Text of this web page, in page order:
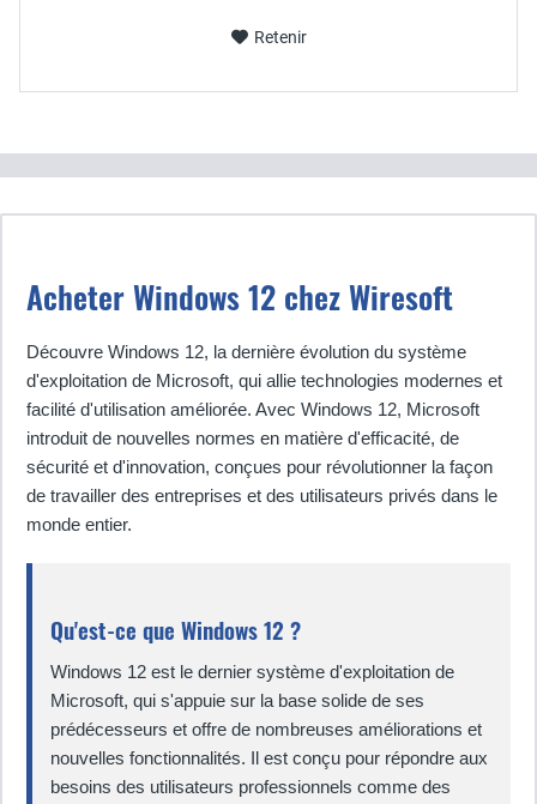
Retenir
Acheter Windows 12 chez Wiresoft
Découvre Windows 12, la dernière évolution du système
d'exploitation de Microsoft, qui allie technologies modernes et
facilité d'utilisation améliorée. Avec Windows 12, Microsoft
introduit de nouvelles normes en matière d'efficacité, de
sécurité et d'innovation, conçues pour révolutionner la façon
de travailler des entreprises et des utilisateurs privés dans le
monde entier.
Qu'est-ce que Windows 12 ?
Windows 12 est le dernier système d'exploitation de
Microsoft, qui s'appuie sur la base solide de ses
prédécesseurs et offre de nombreuses améliorations et
nouvelles fonctionnalités. Il est conçu pour répondre aux
besoins des utilisateurs professionnels comme des